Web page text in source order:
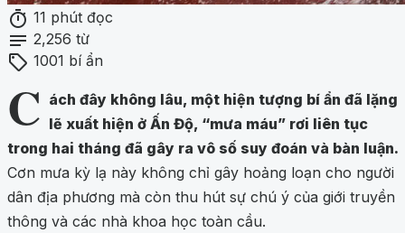
timer 11 phút đọc
notes 2,256 từ
sell 1001 bí ẩn
C ách đây không lâu, một hiện tượng bí ẩn đã lặng
lẽ xuất hiện ở Ấn Độ, “mưa máu” rơi liên tục
trong hai tháng đã gây ra vô số suy đoán và bàn luận.
Cơn mưa kỳ lạ này không chỉ gây hoảng loạn cho người
dân địa phương mà còn thu hút sự chú ý của giới truyền
thông và các nhà khoa học toàn cầu.